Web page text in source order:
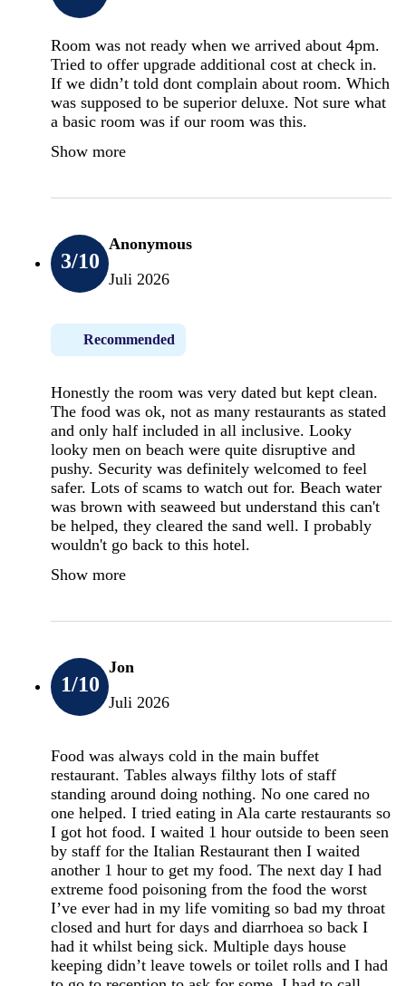
Room was not ready when we arrived about 4pm.
Tried to offer upgrade additional cost at check in.
If we didn’t told dont complain about room. Which
was supposed to be superior deluxe. Not sure what
a basic room was if our room was this.
Show more
3/10
Anonymous
Juli 2026
Recommended
Honestly the room was very dated but kept clean.
The food was ok, not as many restaurants as stated
and only half included in all inclusive. Looky
looky men on beach were quite disruptive and
pushy. Security was definitely welcomed to feel
safer. Lots of scams to watch out for. Beach water
was brown with seaweed but understand this can't
be helped, they cleared the sand well. I probably
wouldn't go back to this hotel.
Show more
1/10
Jon
Juli 2026
Food was always cold in the main buffet
restaurant. Tables always filthy lots of staff
standing around doing nothing. No one cared no
one helped. I tried eating in Ala carte restaurants so
I got hot food. I waited 1 hour outside to been seen
by staff for the Italian Restaurant then I waited
another 1 hour to get my food. The next day I had
extreme food poisoning from the food the worst
I’ve ever had in my life vomiting so bad my throat
closed and hurt for days and diarrhoea so back I
had it whilst being sick. Multiple days house
keeping didn’t leave towels or toilet rolls and I had